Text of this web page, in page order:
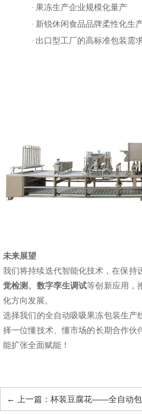
· 果冻生产企业规模化量产
· 新锐休闲食品品牌柔性化生
· 出口型工厂的高标准包装需
未来展望
我们将持续迭代智能化技术，在保持
觉检测、数字孪生调试等创新应用，
化方向发展。
选择我们的全自动吸吸果冻包装生产
择一位懂技术、懂市场的长期合作伙
能扩张全面赋能！
← 上一篇：杯装豆腐花——全自动